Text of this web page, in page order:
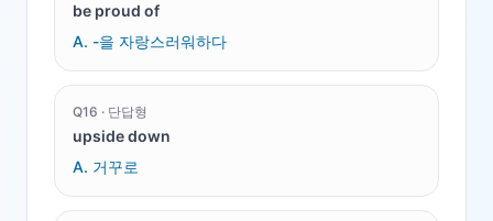
be proud of
A. -을 자랑스러워하다
Q16 · 단답형
upside down
A. 거꾸로